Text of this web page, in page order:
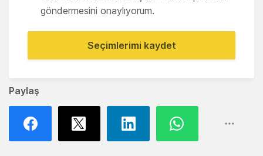
Paylaş
göndermesini onaylıyorum.
Seçimlerimi kaydet